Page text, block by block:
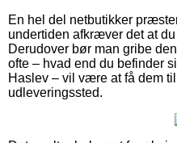
En hel del netbutikker
undertiden afkræver det at
Derudover bør man gribe
ofte – hvad end du befinder
Haslev – vil være at få dem
udleveringssted.